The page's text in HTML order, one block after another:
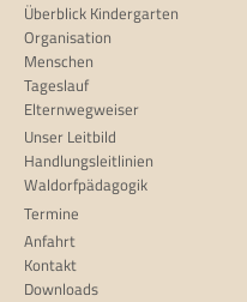
Überblick Kindergarten
Organisation
Menschen
Tageslauf
Elternwegweiser
Unser Leitbild
Handlungsleitlinien
Waldorfpädagogik
Termine
Anfahrt
Kontakt
Downloads